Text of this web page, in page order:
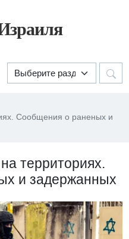
Сообщения о раненых и
территориях.
и задержанных